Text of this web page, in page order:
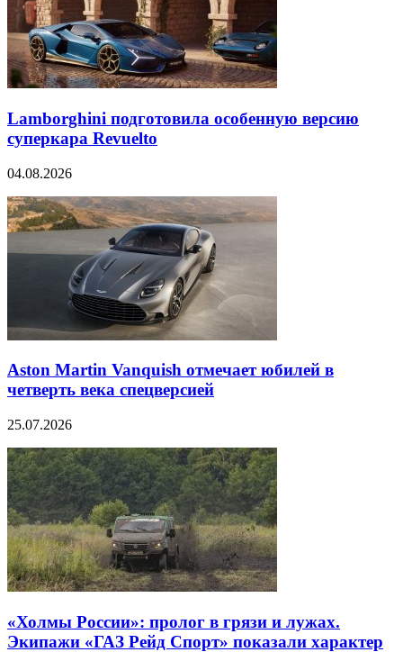
Lamborghini подготовила особенную версию
суперкара Revuelto
04.08.2026
Aston Martin Vanquish отмечает юбилей в
четверть века спецверсией
25.07.2026
«Холмы России»: пролог в грязи и лужах.
Экипажи «ГАЗ Рейд Спорт» показали характер